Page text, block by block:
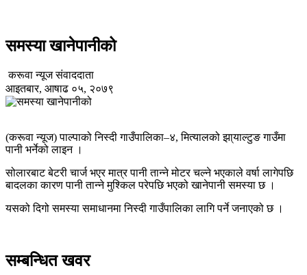
समस्या खानेपानीको
करूवा न्यूज संवाददाता
आइतबार, आषाढ ०५, २०७९
(करूवा न्यूज) पाल्पाको निस्दी गाउँपालिका–४, मित्यालको झा्याल्टुङ गाउँमा
पानी भर्नेको लाइन ।
सोलारबाट बेटरी चार्ज भएर मात्र पानी तान्ने मोटर चल्ने भएकाले वर्षा लागेपछि
बादलका कारण पानी तान्ने मुश्किल परेपछि भएको खानेपानी समस्या छ ।
यसको दिगो समस्या समाधानमा निस्दी गाउँपालिका लागि पर्ने जनाएको छ ।
सम्बन्धित खवर